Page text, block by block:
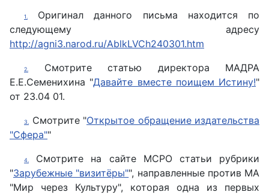
1.
Оригинал данного письма находится по
следующему адресу
http://agni3.narod.ru/AblkLVCh240301.htm
2.
Смотрите статью директора МАДРА
Е.Е.Семенихина "Давайте вместе поищем Истину!"
от 23.04 01.
3. Смотрите "Открытое обращение издательства
"Сфера""
4.
Смотрите на сайте МСРО статьи рубрики
"Зарубежные "визитёры"", направленные против МА
"Мир через Культуру", которая одна из первых